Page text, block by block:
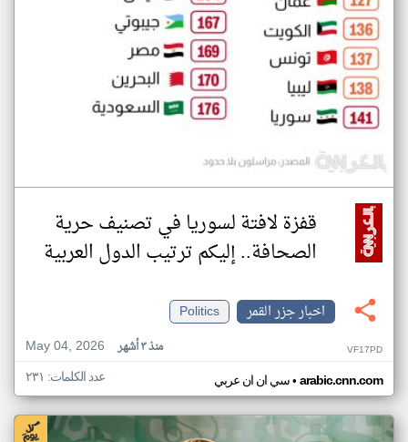
قفزة لافتة لسوريا في تصنيف حرية
الصحافة.. إليكم ترتيب الدول العربية
اخبار جزر القمر
Politics
May 04, 2026
منذ ٣ أشهر VF17PD
سي ان ان عربي• arabic.cnn.com عدد الكلمات: ٢٣١